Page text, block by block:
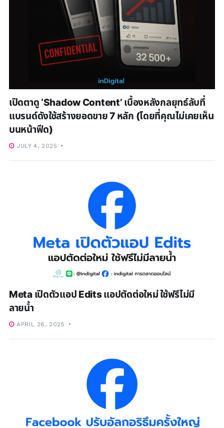
เปิดตาดู ‘Shadow Content’ เบื้องหลังกลยุทธ์ลับที่
แบรนด์ดังใช้สร้างยอดขาย 7 หลัก (โดยที่คุณไม่เคยเห็น
บนหน้าฟีด)
JULY 4, 2025
Meta เปิดตัวแอป Edits แอปตัดต่อใหม่ ใช้ฟรีไม่มี
ลายน้ำ
APRIL 26, 2025